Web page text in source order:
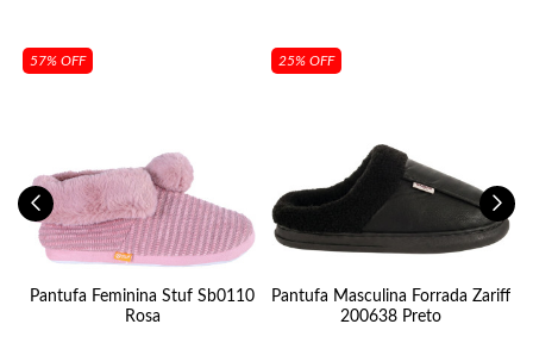
57% OFF
Pantufa Feminina Stuf Sb0110
Rosa
25% OFF
Pantufa Masculina Forrada Zariff
200638 Preto